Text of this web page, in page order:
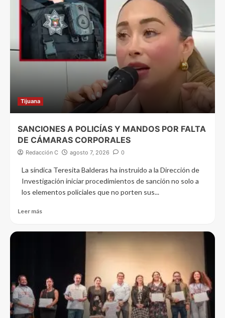
Tijuana
SANCIONES A POLICÍAS Y MANDOS POR FALTA
DE CÁMARAS CORPORALES
Redacción C agosto 7, 2026 0
La síndica Teresita Balderas ha instruido a la Dirección de
Investigación iniciar procedimientos de sanción no solo a
los elementos policiales que no porten sus...
Leer más